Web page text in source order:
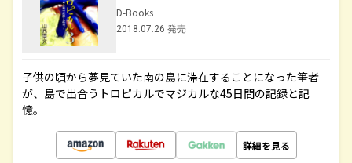
D-Books
2018.07.26 発売
子供の頃から夢見ていた南の島に滞在することになった筆者
が、島で出合うトロピカルでマジカルな45日間の記録と記
憶。
詳細を見る